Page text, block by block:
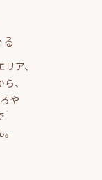
ア、
、
や